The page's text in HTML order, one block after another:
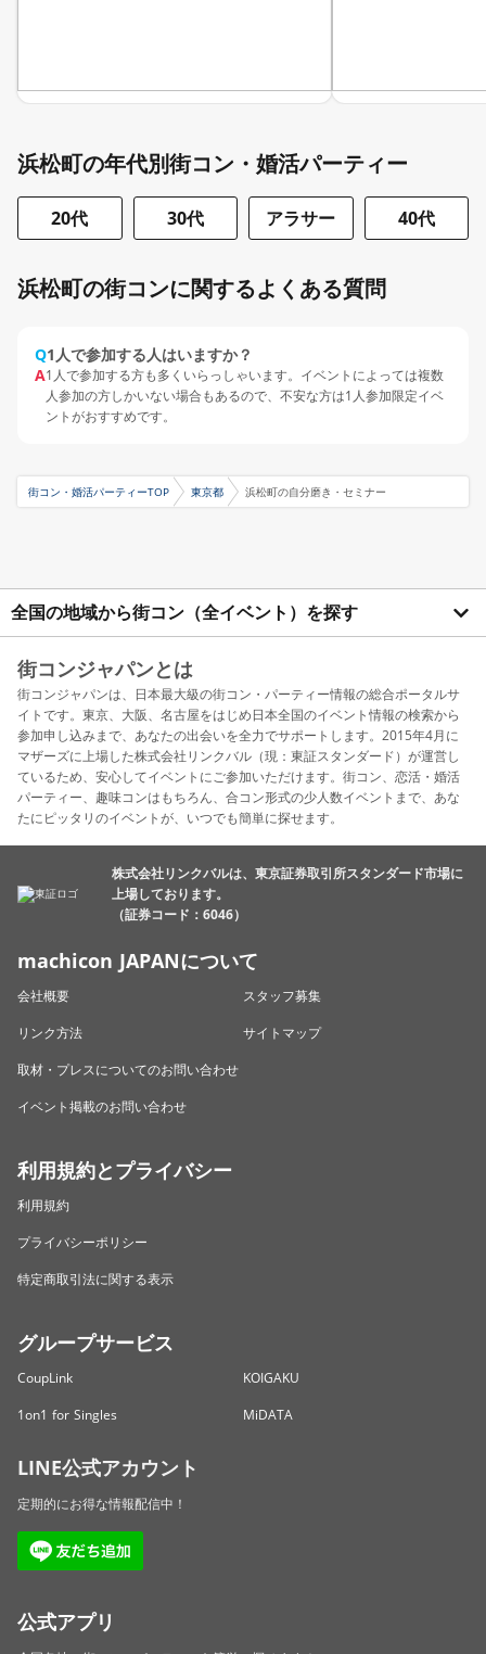
浜松町の年代別街コン・婚活パーティー
20代 30代 アラサー 40代
浜松町の街コンに関するよくある質問
Q1人で参加する人はいますか？
A1人で参加する方も多くいらっしゃいます。イベントによっては複数
人参加の方しかいない場合もあるので、不安な方は1人参加限定イベ
ントがおすすめです。
街コン・婚活パーティーTOP 東京都 浜松町の自分磨き・セミナー
全国の地域から街コン（全イベント）を探す
街コンジャパンとは
街コンジャパンは、日本最大級の街コン・パーティー情報の総合ポータルサ
イトです。東京、大阪、名古屋をはじめ日本全国のイベント情報の検索から
参加申し込みまで、あなたの出会いを全力でサポートします。2015年4月に
マザーズに上場した株式会社リンクバル（現：東証スタンダード）が運営し
ているため、安心してイベントにご参加いただけます。街コン、恋活・婚活
パーティー、趣味コンはもちろん、合コン形式の少人数イベントまで、あな
たにピッタリのイベントが、いつでも簡単に探せます。
株式会社リンクバルは、東京証券取引所スタンダード市場に
上場しております。
（証券コード：6046）
machicon JAPANについて
会社概要
スタッフ募集
リンク方法
サイトマップ
取材・プレスについてのお問い合わせ
イベント掲載のお問い合わせ
利用規約とプライバシー
利用規約
プライバシーポリシー
特定商取引法に関する表示
グループサービス
CoupLink
KOIGAKU
1on1 for Singles
MiDATA
LINE公式アカウント
定期的にお得な情報配信中！
公式アプリ